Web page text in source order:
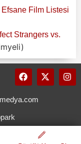
Film Listesi
Strangers vs.